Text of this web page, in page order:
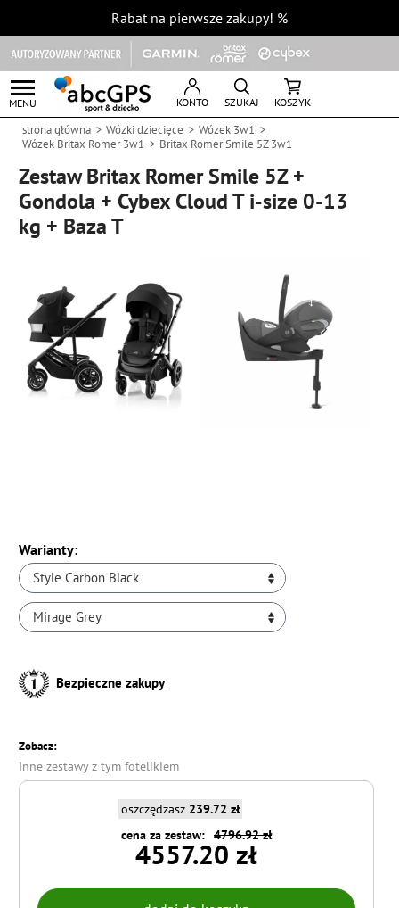
Rabat na pierwsze zakupy! %
MENU KONTO SZUKAJ KOSZYK
strona główna Wózki dziecięce
Wózek 3w1
Wózek Britax Romer 3w1
Britax Romer Smile 5Z 3w1
Zestaw Britax Romer Smile 5Z +
Gondola + Cybex Cloud T i-size 0-13
kg + Baza T
Warianty:
Style Carbon Black
Mirage Grey
Bezpieczne zakupy
Zobacz:
Inne zestawy z tym fotelikiem
oszczędzasz 239.72 zł
4796.92 zł
cena za zestaw:
4557.20 zł